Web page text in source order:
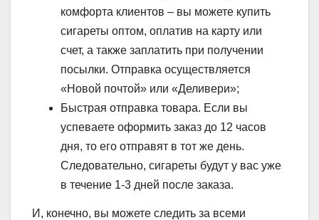
комфорта клиентов – вы можете купить
сигареты оптом, оплатив на карту или
счет, а также заплатить при получении
посылки. Отправка осуществляется
«Новой почтой» или «Деливери»;
Быстрая отправка товара. Если вы
успеваете оформить заказ до 12 часов
дня, то его отправят в тот же день.
Следовательно, сигареты будут у вас уже
в течение 1-3 дней после заказа.
И, конечно, вы можете следить за всеми